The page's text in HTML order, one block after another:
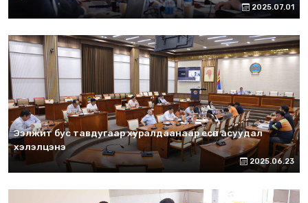
2025.07.01
Ээлжит бус тавдугаар хуралдаанаар есөн асуудал
хэлэлцэнэ
2025.06.23